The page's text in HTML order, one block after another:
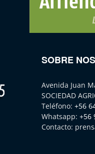
SOBRE
Avenida Juan
SOCIEDAD
Teléfono: +56
Whatsapp: +56
Contacto: